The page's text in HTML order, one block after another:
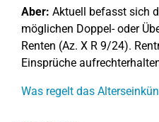
Aber: Aktuell befasst sich
möglichen Doppel- oder
Renten (Az. X R 9/24).
Einsprüche
Was regelt das